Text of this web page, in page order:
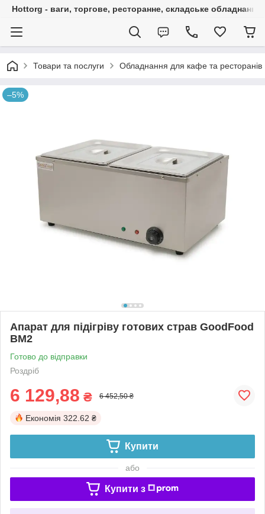
Hottorg - ваги, торгове, ресторанне, складське обладнання
Товари та послуги Обладнання для кафе та ресторанів
–5%
Апарат для підігріву готових страв GoodFood
BM2
Готово до відправки
Роздріб
6 129,88 ₴ 6 452,50 ₴
Економія 322.62 ₴
Купити
або
Купити з